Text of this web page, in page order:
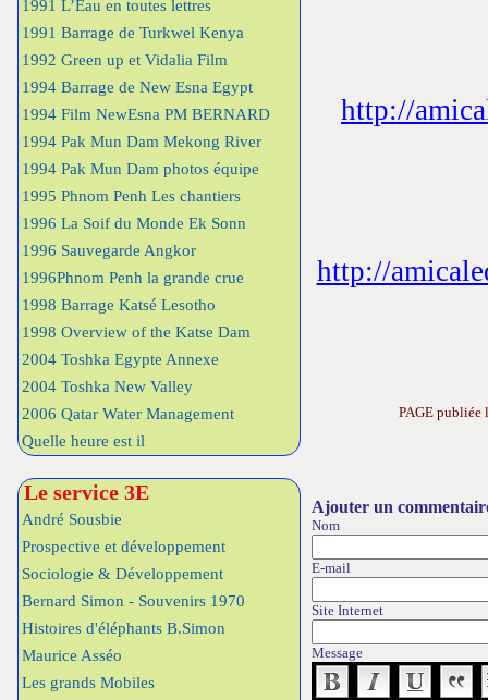
1991 L’Eau en toutes lettres
1991 Barrage de Turkwel Kenya
1992 Green up et Vidalia Film
1994 Barrage de New Esna Egypt
1994 Film NewEsna PM BERNARD
1994 Pak Mun Dam Mekong River
1994 Pak Mun Dam photos équipe
1995 Phnom Penh Les chantiers
1996 La Soif du Monde Ek Sonn
1996 Sauvegarde Angkor
1996Phnom Penh la grande crue
1998 Barrage Katsé Lesotho
1998 Overview of the Katse Dam
2004 Toshka Egypte Annexe
2004 Toshka New Valley
2006 Qatar Water Management
Quelle heure est il
Le service 3E
André Sousbie
Prospective et développement
Sociologie & Développement
Bernard Simon - Souvenirs 1970
Histoires d'éléphants B.Simon
Maurice Asséo
Les grands Mobiles
http://
http://
PAGE publiée
Ajouter un
Nom
E-mail
Site Internet
Message